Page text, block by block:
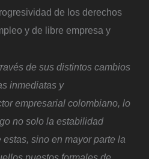
de los derechos
y de libre empresa y
de sus distintos cambios
inmediatas y
empresarial colombiano, lo
no solo la estabilidad
sino en mayor parte la